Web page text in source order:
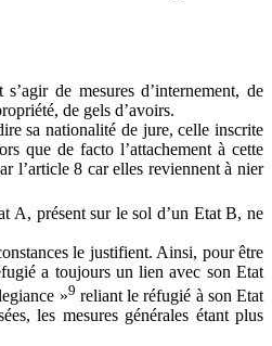
de mesures d’internement, de
de gels d’avoirs.
sa nationalité de jure, celle inscrite
que de facto l’attachement à cette
l’article 8 car elles reviennent à nier
A, présent sur le sol d’un Etat B, ne
le justifient. Ainsi, pour être
a toujours un lien avec son Etat
»9 reliant le réfugié à son Etat
les mesures générales étant plus